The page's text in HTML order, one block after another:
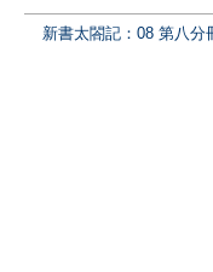
新書太閤記：08 第八分